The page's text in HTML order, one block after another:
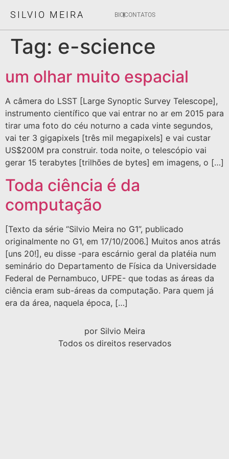
SILVIO MEIRA BIOCONTATOS
Tag: e-science
um olhar muito espacial
A câmera do LSST [Large Synoptic Survey Telescope],
instrumento científico que vai entrar no ar em 2015 para
tirar uma foto do céu noturno a cada vinte segundos,
vai ter 3 gigapixels [três mil megapixels] e vai custar
US$200M pra construir. toda noite, o telescópio vai
gerar 15 terabytes [trilhões de bytes] em imagens, o […]
Toda ciência é da
computação
[Texto da série “Silvio Meira no G1”, publicado
originalmente no G1, em 17/10/2006.] Muitos anos atrás
[uns 20!], eu disse -para escárnio geral da platéia num
seminário do Departamento de Física da Universidade
Federal de Pernambuco, UFPE- que todas as áreas da
ciência eram sub-áreas da computação. Para quem já
era da área, naquela época, […]
por Silvio Meira
Todos os direitos reservados